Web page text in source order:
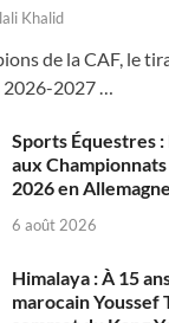
Khalid
de la CAF, le
2027 …
Sports Équestres
aux
2026 en Allemagne
6 août 2026
Himalaya : À 15
marocain Youssef